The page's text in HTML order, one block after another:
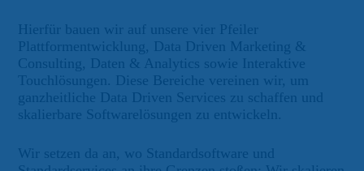
Hierfür bauen wir auf unsere vier Pfeiler
Plattformentwicklung, Data Driven Marketing &
Consulting, Daten & Analytics sowie Interaktive
Touchlösungen. Diese Bereiche vereinen wir, um
ganzheitliche Data Driven Services zu schaffen und
skalierbare Softwarelösungen zu entwickeln.
Wir setzen da an, wo Standardsoftware und